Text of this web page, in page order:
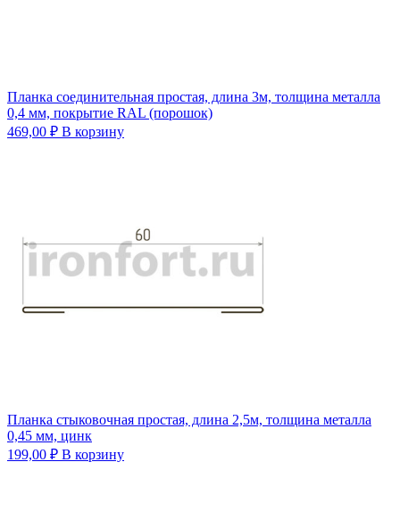
Планка соединительная простая, длина 3м, толщина металла
0,4 мм, покрытие RAL (порошок)
469,00 ₽ В корзину
Планка стыковочная простая, длина 2,5м, толщина металла
0,45 мм, цинк
199,00 ₽ В корзину